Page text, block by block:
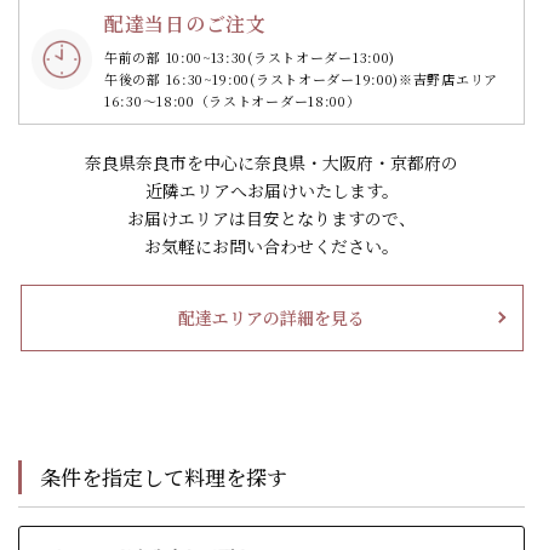
配達当日のご注文
午前の部 10:00~13:30(ラストオーダー13:00)
午後の部 16:30~19:00(ラストオーダー19:00)※吉野店エリア
16:30～18:00（ラストオーダー18:00）
奈良県奈良市を中心に奈良県・大阪府・京都府の
近隣エリアへお届けいたします。
お届けエリアは目安となりますので、
お気軽にお問い合わせください。
配達エリアの詳細を見る
条件を指定して料理を探す